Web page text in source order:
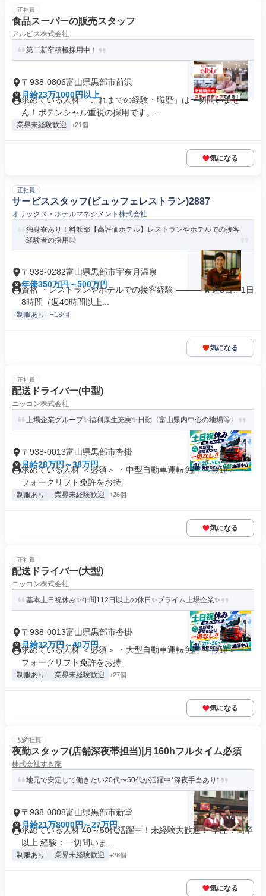
正社員
食品スーパーの販売スタッフ
アルビス株式会社
第二新卒積極採用中！
〒938-0806富山県黒部市前沢
月給23万1000円以上
求めている人材 「これまでの経験・職歴」は一切問いませ
ん！ポテンシャル重視の採用です。...
業界未経験歓迎 +21個
気になる
正社員
サービススタッフ(ビュッフェレストラン)2887
オリックス・ホテルマネジメント株式会社
独身寮あり！料飲部【高評価ホテル】レストランやホテルでの接客
経験者の採用◎
〒938-0282富山県黒部市宇奈月温泉
年俸350万円～500万円
資格 ・レストランやホテルでの接客経験 ――― ★週5日、1日
8時間（週40時間以上...
制服あり +18個
気になる
正社員
配送ドライバー(中型)
ニッコン株式会社
上場企業グループ✨福利厚生充実✨日勤〈富山県内中心の地場等〉
〒938-0013富山県黒部市沓掛
月給28万円～38万円
求めている人材 ＜必須＞ ・中型自動車運転免許 ＜歓迎＞ ・
フォークリフト免許をお持...
制服あり 業界未経験歓迎 +26個
気になる
正社員
配送ドライバー(大型)
ニッコン株式会社
基本土日祝休み✨年間112日以上の休日✨プライム上場企業✨
〒938-0013富山県黒部市沓掛
月給32万円～40万円
求めている人材 ＜必須＞ ・大型自動車運転免許 ＜歓迎＞ ・
フォークリフト免許をお持...
制服あり 業界未経験歓迎 +27個
気になる
契約社員
夜勤スタッフ(店舗深夜帯担当)|月160hフルタイム必須
株式会社すき家
地元で安定して働きたい20代〜50代が活躍中*深夜手当あり*
〒938-0808富山県黒部市新堂
月給21万8000円～27万円
求めている人材 40～50代活躍中！未経験大歓迎！ 学歴：高卒
以上 経験：一切問いま...
制服あり 業界未経験歓迎 +28個
気になる